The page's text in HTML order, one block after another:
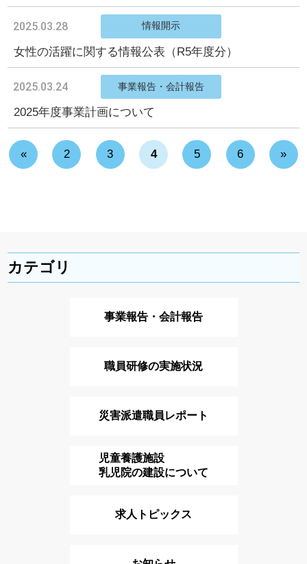
2025.03.28 情報開示
女性の活躍に関する情報公表（R5年度分）
2025.03.24 事業報告・会計報告
2025年度事業計画について
« 2 3 4 5 6 »
カテゴリ
事業報告・会計報告
職員研修の実施状況
災害派遣職員レポート
児童養護施設
乳児院の建設について
求人トピックス